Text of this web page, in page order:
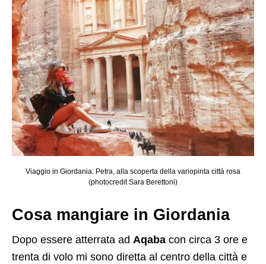
Viaggio in Giordania: Petra, alla scoperta della variopinta città rosa
(photocredit Sara Berettoni)
Cosa mangiare in Giordania
Dopo essere atterrata ad Aqaba con circa 3 ore e
trenta di volo mi sono diretta al centro della città e